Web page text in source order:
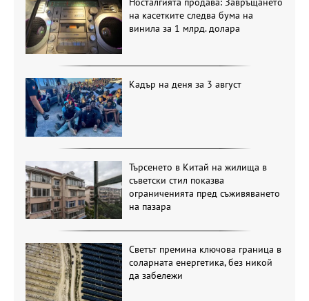
на касетките следва бума на
винила за 1 млрд. долара
Кадър на деня за 3 август
Търсенето в Китай на жилища в
съветски стил показва
ограниченията пред съживяването
на пазара
Светът премина ключова граница в
соларната енергетика, без никой
да забележи